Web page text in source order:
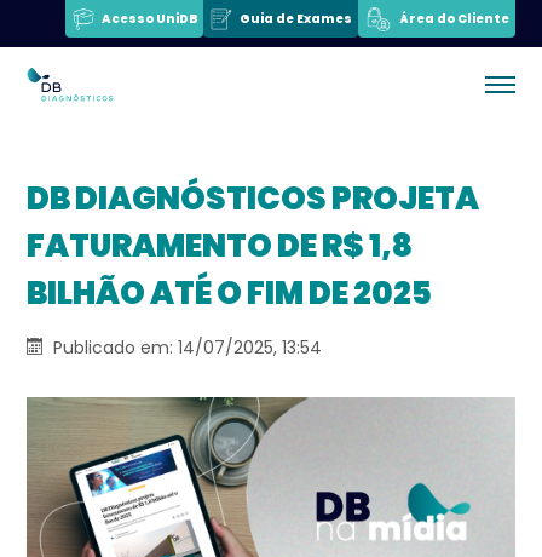
Acesso UniDB Guia de Exames Área do Cliente
DB DIAGNÓSTICOS PROJETA
FATURAMENTO DE R$ 1,8
BILHÃO ATÉ O FIM DE 2025
Publicado em: 14/07/2025, 13:54